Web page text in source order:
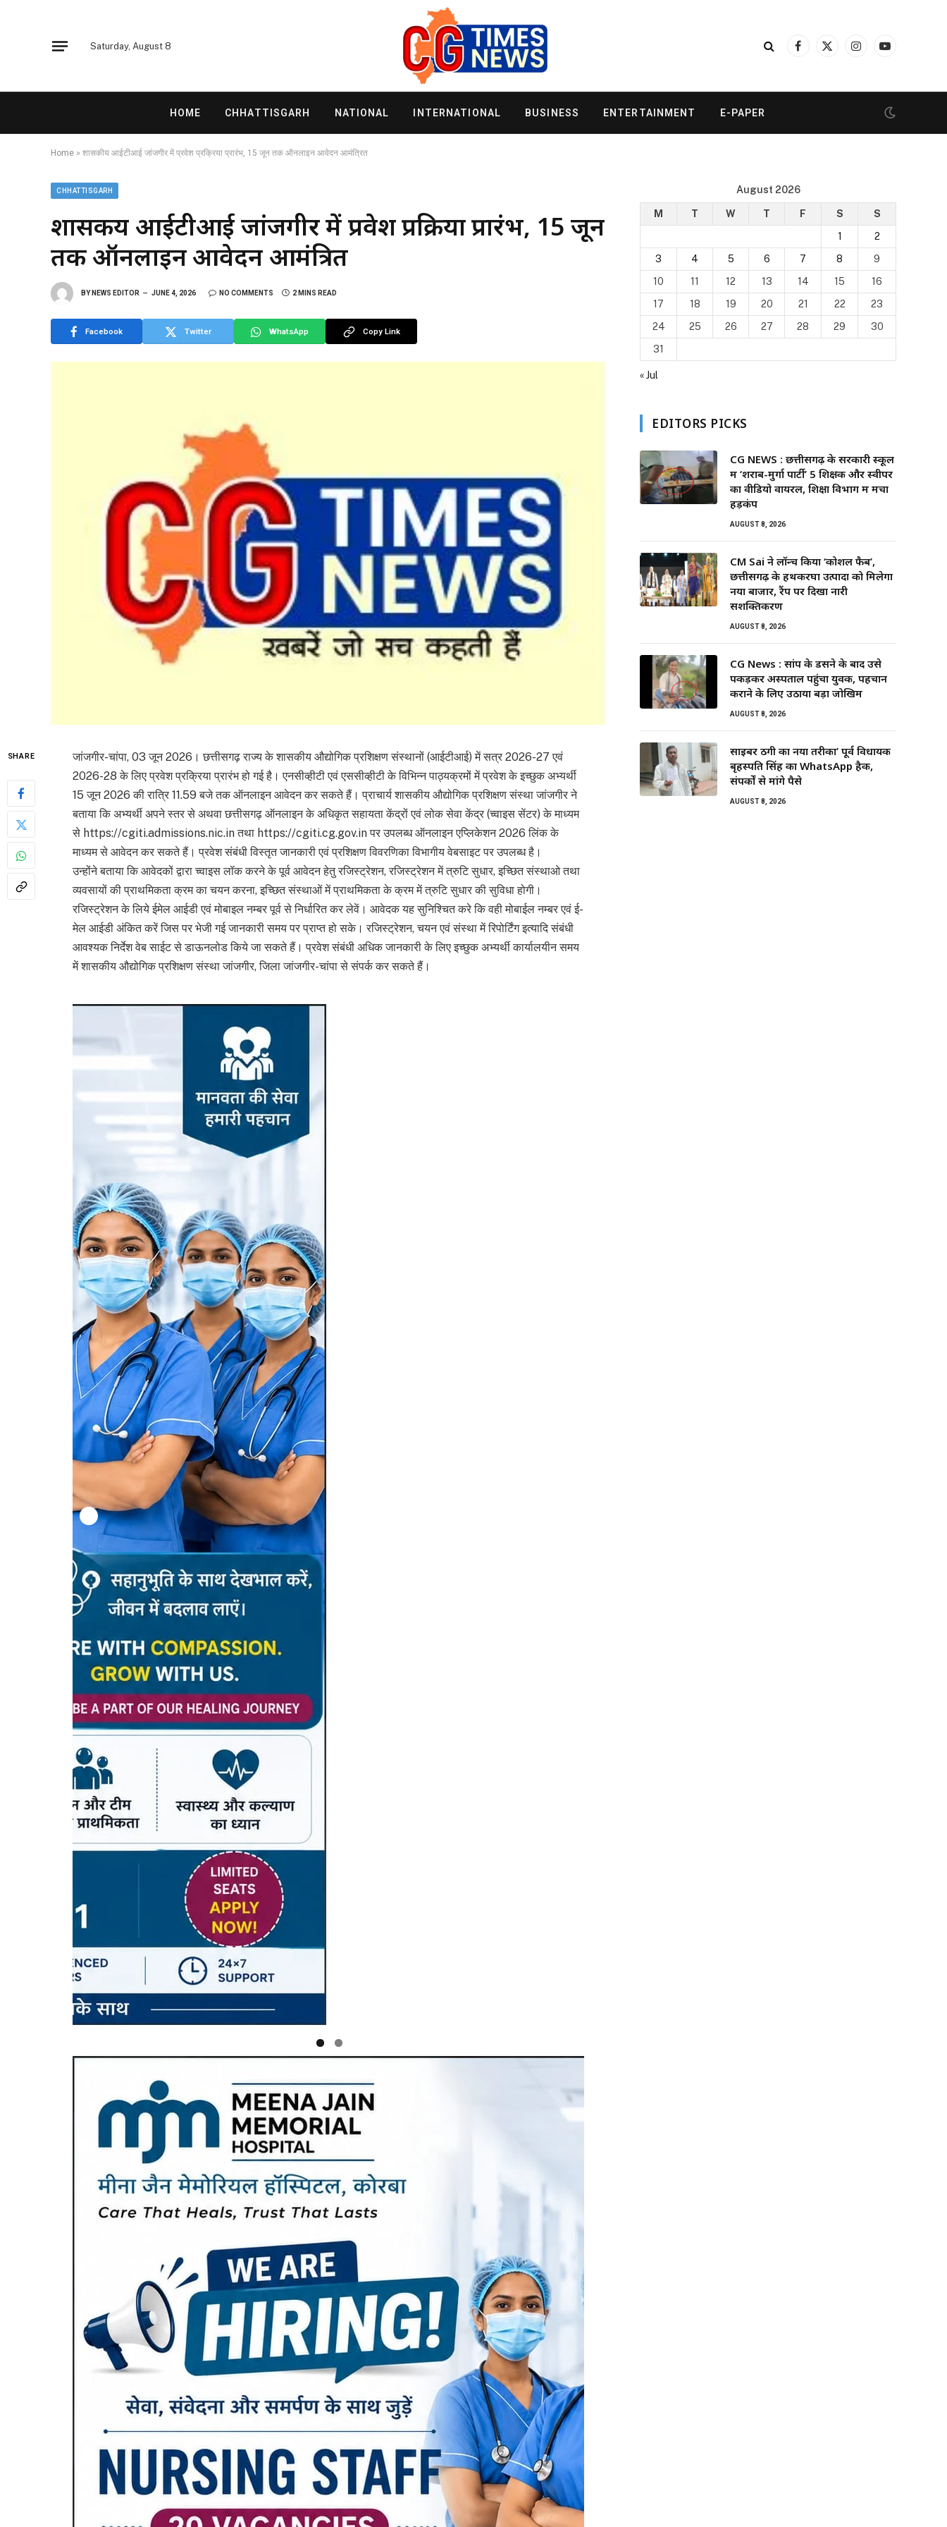
Saturday, August 8
Facebook
X
InstagramYouTube
HOME CHHATTISGARH NATIONAL INTERNATIONAL BUSINESS ENTERTAINMENT E-PAPER
Home » शासकीय आईटीआई जांजगीर में प्रवेश प्रक्रिया प्रारंभ, 15 जून तक ऑनलाइन आवेदन आमंत्रित
CHHATTISGARH
शासकीय आईटीआई जांजगीर में प्रवेश प्रक्रिया प्रारंभ, 15 जून
तक ऑनलाइन आवेदन आमंत्रित
BY NEWS EDITOR JUNE 4, 2026 NO COMMENTS 2 MINS READ
Facebook Twitter WhatsApp Copy Link
SHARE
जांजगीर-चांपा, 03 जून 2026। छत्तीसगढ़ राज्य के शासकीय औद्योगिक प्रशिक्षण संस्थानों (आईटीआई) में सत्र 2026-27 एवं
2026-28 के लिए प्रवेश प्रक्रिया प्रारंभ हो गई है। एनसीव्हीटी एवं एससीव्हीटी के विभिन्न पाठ्यक्रमों में प्रवेश के इच्छुक अभ्यर्थी
15 जून 2026 की रात्रि 11.59 बजे तक ऑनलाइन आवेदन कर सकते हैं। प्राचार्य शासकीय औद्योगिक प्रशिक्षण संस्था जांजगीर ने
बताया कि अभ्यर्थी अपने स्तर से अथवा छत्तीसगढ़ ऑनलाइन के अधिकृत सहायता केंद्रों एवं लोक सेवा केंद्र (च्वाइस सेंटर) के माध्यम
से https://cgiti.admissions.nic.in तथा https://cgiti.cg.gov.in पर उपलब्ध ऑनलाइन एप्लिकेशन 2026 लिंक के
माध्यम से आवेदन कर सकते हैं। प्रवेश संबंधी विस्तृत जानकारी एवं प्रशिक्षण विवरणिका विभागीय वेबसाइट पर उपलब्ध है।
उन्होंने बताया कि आवेदकों द्वारा च्वाइस लॉक करने के पूर्व आवेदन हेतु रजिस्ट्रेशन, रजिस्ट्रेशन में त्रुटि सुधार, इच्छित संस्थाओ तथा
व्यवसायों की प्राथमिकता क्रम का चयन करना, इच्छित संस्थाओं में प्राथमिकता के क्रम में त्रुटि सुधार की सुविधा होगी।
रजिस्ट्रेशन के लिये ईमेल आईडी एवं मोबाइल नम्बर पूर्व से निर्धारित कर लेवें। आवेदक यह सुनिश्चित करे कि वही मोबाईल नम्बर एवं ई-
मेल आईडी अंकित करें जिस पर भेजी गई जानकारी समय पर प्राप्त हो सके। रजिस्ट्रेशन, चयन एवं संस्था में रिपोर्टिंग इत्यादि संबंधी
आवश्यक निर्देश वेब साईट से डाऊनलोड किये जा सकते हैं। प्रवेश संबंधी अधिक जानकारी के लिए इच्छुक अभ्यर्थी कार्यालयीन समय
में शासकीय औद्योगिक प्रशिक्षण संस्था जांजगीर, जिला जांजगीर-चांपा से संपर्क कर सकते हैं।
August 2026
M T W T F S
S
1
2
3
4 5 6 7 8
9
10
11 12 13 14 15
16
17
18 19 20 21 22
23
24
25 26 27 28 29
30
31
« Jul
EDITORS PICKS
CG NEWS : छत्तीसगढ़ के सरकारी स्कूल
में ‘शराब-मुर्गा पार्टी’ 5 शिक्षक और स्वीपर
का वीडियो वायरल, शिक्षा विभाग में मचा
हड़कंप
AUGUST 8, 2026
CM Sai ने लॉन्च किया ‘कोशल फैब’,
छत्तीसगढ़ के हथकरघा उत्पादों को मिलेगा
नया बाजार, रैंप पर दिखा नारी
सशक्तिकरण
AUGUST 8, 2026
CG News : सांप के डसने के बाद उसे
पकड़कर अस्पताल पहुंचा युवक, पहचान
कराने के लिए उठाया बड़ा जोखिम
AUGUST 8, 2026
साइबर ठगी का नया तरीका’ पूर्व विधायक
बृहस्पति सिंह का WhatsApp हैक,
संपर्कों से मांगे पैसे
AUGUST 8, 2026